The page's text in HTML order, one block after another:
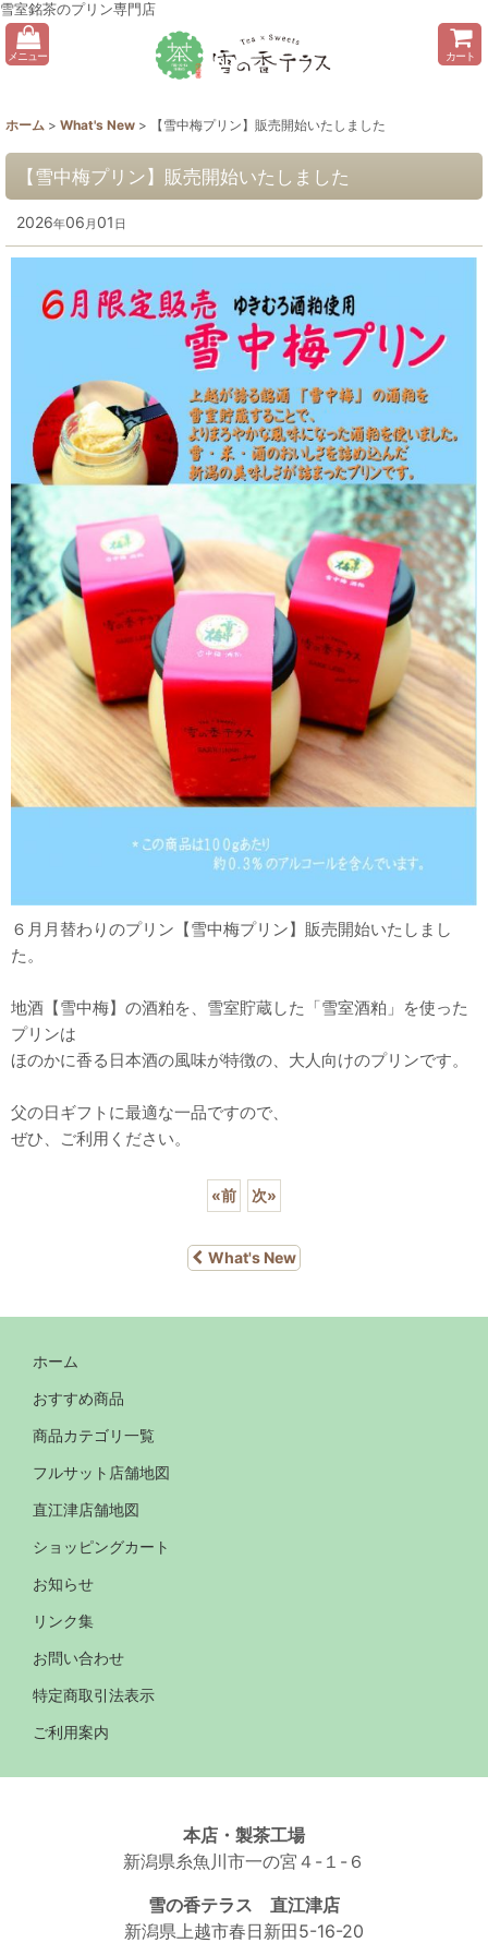
雪室銘茶のプリン専門店
メニュー カート
ホーム > What's New > 【雪中梅プリン】販売開始いたしました
【雪中梅プリン】販売開始いたしました
2026年06 月 01 日
６月月替わりのプリン【雪中梅プリン】販売開始いたしまし
た。
地酒【雪中梅】の酒粕を、雪室貯蔵した「雪室酒粕」を使った
プリンは
ほのかに香る日本酒の風味が特徴の、大人向けのプリンです。
父の日ギフトに最適な一品ですので、
ぜひ、ご利用ください。
«前 次»
What's New
ホーム
おすすめ商品
商品カテゴリ一覧
フルサット店舗地図
直江津店舗地図
ショッピングカート
お知らせ
リンク集
お問い合わせ
特定商取引法表示
ご利用案内
本店・製茶工場
新潟県糸魚川市一の宮４-１-６
雪の香テラス 直江津店
新潟県上越市春日新田5-16-20